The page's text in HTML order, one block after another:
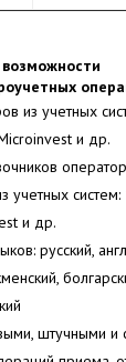
из учетных
и др.
учетных
и др.
русский,
штучными и